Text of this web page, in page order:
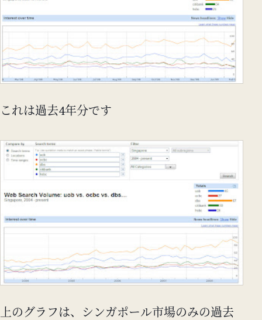
これは過去4年分です
上のグラフは、シンガポール市場のみの過去